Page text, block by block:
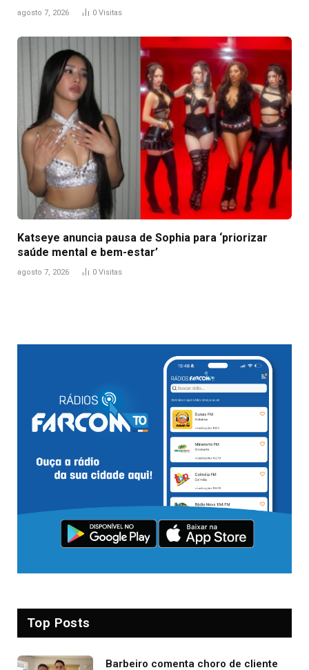
agosto 7, 2026 0 Visitas
Katseye anuncia pausa de Sophia para ‘priorizar
saúde mental e bem-estar’
agosto 7, 2026 0 Visitas
Top Posts
Barbeiro comenta choro de cliente